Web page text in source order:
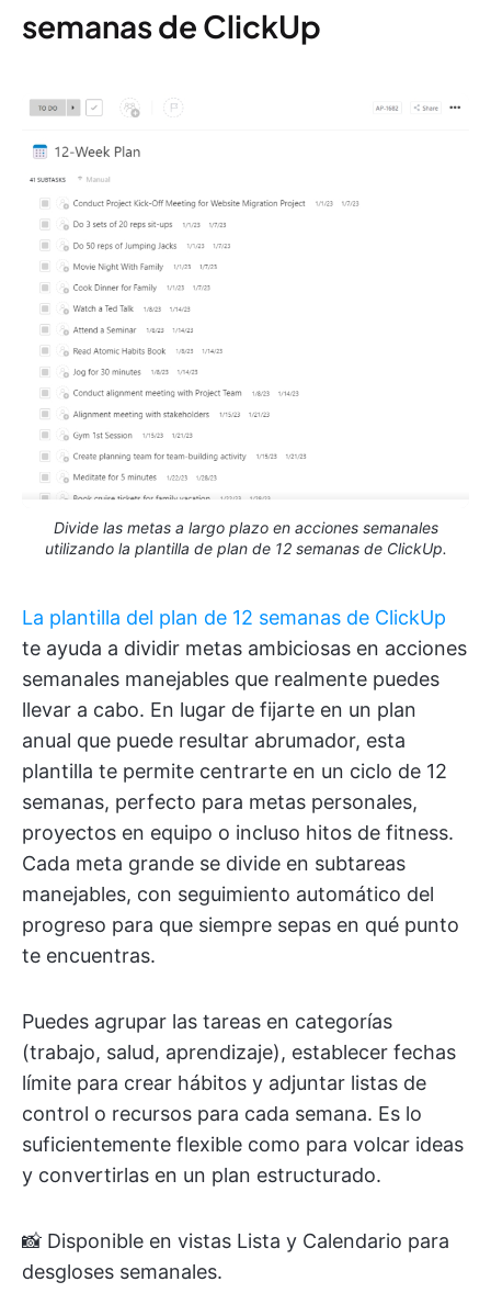
semanas de ClickUp
Divide las metas a largo plazo en acciones semanales
utilizando la plantilla de plan de 12 semanas de ClickUp.
La plantilla del plan de 12 semanas de ClickUp
te ayuda a dividir metas ambiciosas en acciones
semanales manejables que realmente puedes
llevar a cabo. En lugar de fijarte en un plan
anual que puede resultar abrumador, esta
plantilla te permite centrarte en un ciclo de 12
semanas, perfecto para metas personales,
proyectos en equipo o incluso hitos de fitness.
Cada meta grande se divide en subtareas
manejables, con seguimiento automático del
progreso para que siempre sepas en qué punto
te encuentras.
Puedes agrupar las tareas en categorías
(trabajo, salud, aprendizaje), establecer fechas
límite para crear hábitos y adjuntar listas de
control o recursos para cada semana. Es lo
suficientemente flexible como para volcar ideas
y convertirlas en un plan estructurado.
📸 Disponible en vistas Lista y Calendario para
desgloses semanales.